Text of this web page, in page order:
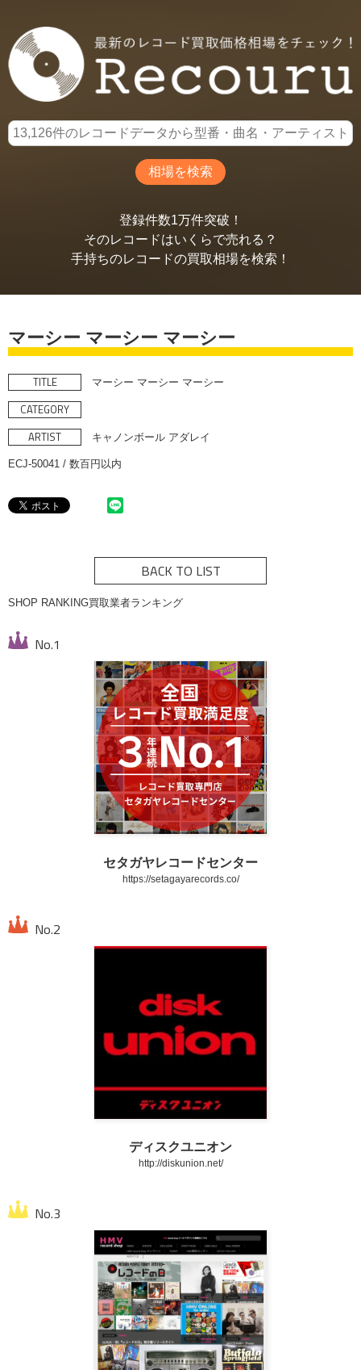
登録件数1万件突破！
そのレコードはいくらで売れる？
手持ちのレコードの買取相場を検索！
マーシー マーシー マーシー
TITLE マーシー マーシー マーシー
CATEGORY
ARTIST
キャノンボール アダレイ
ECJ-50041 / 数百円以内
BACK TO LIST
SHOP RANKING買取業者ランキング
セタガヤレコードセンター
https://setagayarecords.co/
ディスクユニオン
http://diskunion.net/